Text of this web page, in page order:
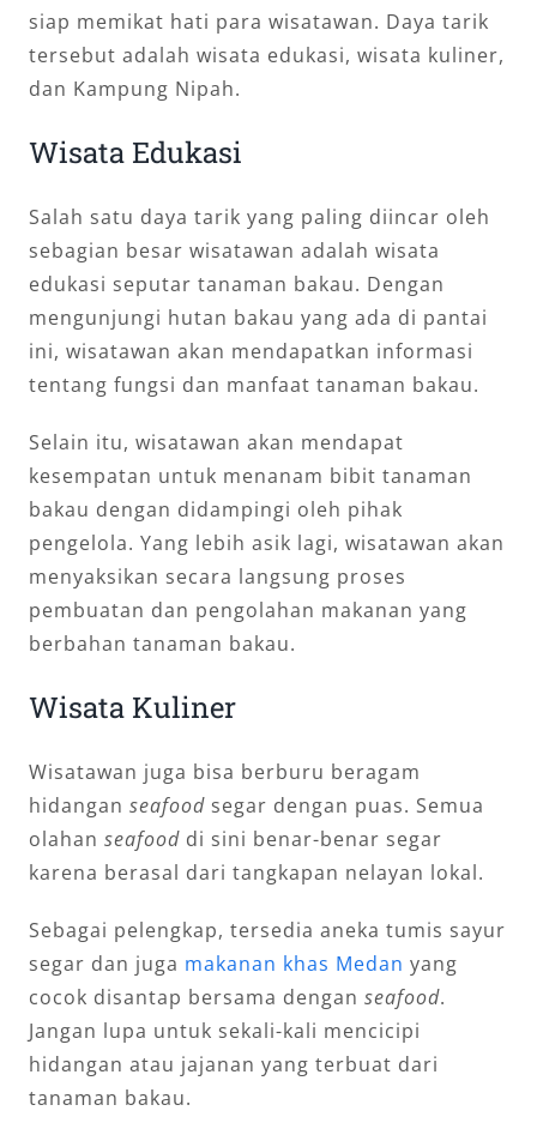
siap memikat hati para wisatawan. Daya tarik
tersebut adalah wisata edukasi, wisata kuliner,
dan Kampung Nipah.
Wisata Edukasi
Salah satu daya tarik yang paling diincar oleh
sebagian besar wisatawan adalah wisata
edukasi seputar tanaman bakau. Dengan
mengunjungi hutan bakau yang ada di pantai
ini, wisatawan akan mendapatkan informasi
tentang fungsi dan manfaat tanaman bakau.
Selain itu, wisatawan akan mendapat
kesempatan untuk menanam bibit tanaman
bakau dengan didampingi oleh pihak
pengelola. Yang lebih asik lagi, wisatawan akan
menyaksikan secara langsung proses
pembuatan dan pengolahan makanan yang
berbahan tanaman bakau.
Wisata Kuliner
Wisatawan juga bisa berburu beragam
hidangan seafood segar dengan puas. Semua
olahan seafood di sini benar-benar segar
karena berasal dari tangkapan nelayan lokal.
Sebagai pelengkap, tersedia aneka tumis sayur
segar dan juga makanan khas Medan yang
cocok disantap bersama dengan seafood.
Jangan lupa untuk sekali-kali mencicipi
hidangan atau jajanan yang terbuat dari
tanaman bakau.